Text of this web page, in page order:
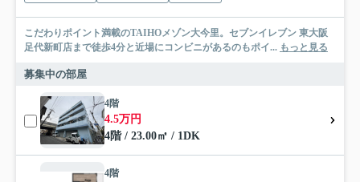
こだわりポイント満載のTAIHOメゾン大今里。セブンイレブン 東大阪
足代新町店まで徒歩4分と近場にコンビニがあるのもポイ... もっと見る
募集中の部屋
4階
4.5万円
4階 / 23.00㎡ / 1DK
4階